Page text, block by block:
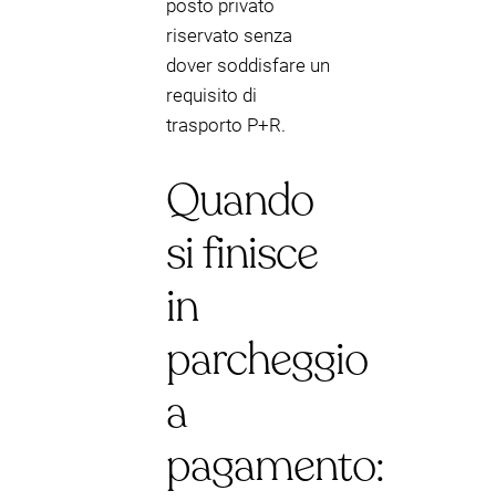
posto privato
riservato senza
dover soddisfare un
requisito di
trasporto P+R.
Quando
si finisce
in
parcheggio
a
pagamento: